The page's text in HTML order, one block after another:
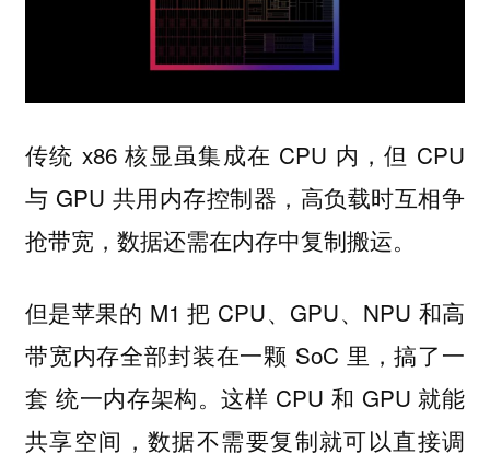
传统 x86 核显虽集成在 CPU 内，但 CPU
与 GPU 共用内存控制器，高负载时互相争
抢带宽，数据还需在内存中复制搬运。
但是苹果的 M1 把 CPU、GPU、NPU 和高
带宽内存全部封装在一颗 SoC 里，搞了一
套 统一内存架构。这样 CPU 和 GPU 就能
共享空间，数据不需要复制就可以直接调